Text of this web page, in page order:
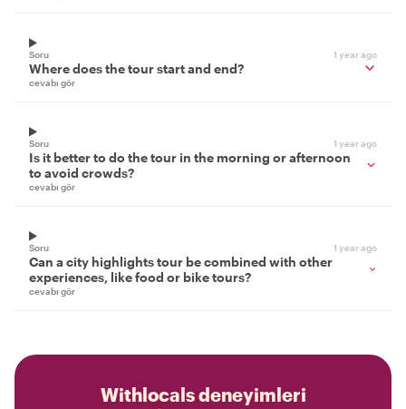
Soru 1 year ago
Where does the tour start and end?
cevabı gör
Soru 1 year ago
Is it better to do the tour in the morning or afternoon
to avoid crowds?
cevabı gör
Soru 1 year ago
Can a city highlights tour be combined with other
experiences, like food or bike tours?
cevabı gör
Withlocals deneyimleri